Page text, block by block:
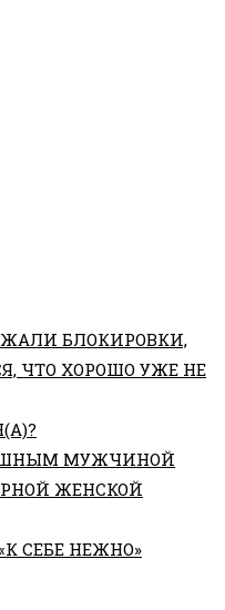
БЛОКИРОВКИ,
ЧТО ХОРОШО УЖЕ НЕ
МУЖЧИНОЙ
ЖЕНСКОЙ
СЕБЕ НЕЖНО»